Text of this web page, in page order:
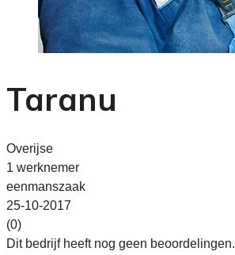
Taranu
Overijse
1 werknemer
eenmanszaak
25-10-2017
(0)
Dit bedrijf heeft nog geen beoordelingen.